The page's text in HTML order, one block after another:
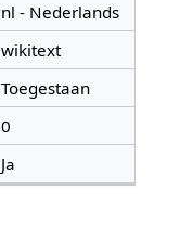
nl - Nederlands
wikitext
Toegestaan
0
Ja